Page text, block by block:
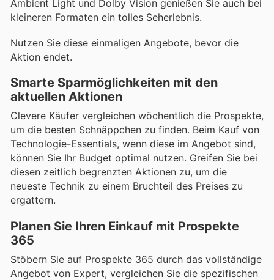
Ambient Light und Dolby Vision genießen Sie auch bei
kleineren Formaten ein tolles Seherlebnis.
Nutzen Sie diese einmaligen Angebote, bevor die
Aktion endet.
Smarte Sparmöglichkeiten mit den
aktuellen Aktionen
Clevere Käufer vergleichen wöchentlich die Prospekte,
um die besten Schnäppchen zu finden. Beim Kauf von
Technologie-Essentials, wenn diese im Angebot sind,
können Sie Ihr Budget optimal nutzen. Greifen Sie bei
diesen zeitlich begrenzten Aktionen zu, um die
neueste Technik zu einem Bruchteil des Preises zu
ergattern.
Planen Sie Ihren Einkauf mit Prospekte
365
Stöbern Sie auf Prospekte 365 durch das vollständige
Angebot von Expert, vergleichen Sie die spezifischen